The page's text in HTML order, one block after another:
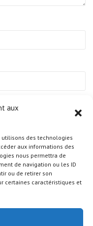
aux
des technologies
aux informations des
nous permettra de
de navigation ou les ID
ou de retirer son
certaines caractéristiques et